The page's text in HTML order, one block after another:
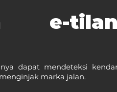
e-
dapat mendeteksi
marka jalan.